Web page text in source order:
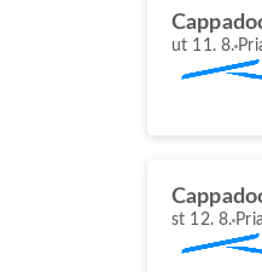
ut 11. 8.
st 12. 8.